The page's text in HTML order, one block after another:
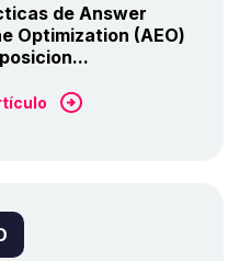
de Answer
Optimization (AEO)